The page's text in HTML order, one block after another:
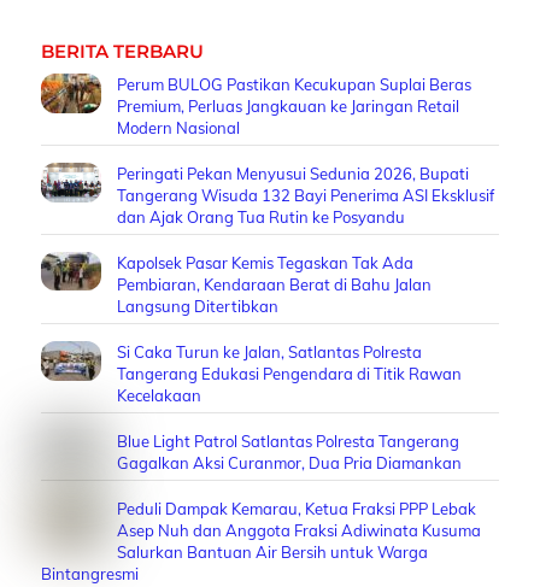
BERITA TERBARU
Perum BULOG Pastikan Kecukupan Suplai Beras
Premium, Perluas Jangkauan ke Jaringan Retail
Modern Nasional
Peringati Pekan Menyusui Sedunia 2026, Bupati
Tangerang Wisuda 132 Bayi Penerima ASI Eksklusif
dan Ajak Orang Tua Rutin ke Posyandu
Kapolsek Pasar Kemis Tegaskan Tak Ada
Pembiaran, Kendaraan Berat di Bahu Jalan
Langsung Ditertibkan
Si Caka Turun ke Jalan, Satlantas Polresta
Tangerang Edukasi Pengendara di Titik Rawan
Kecelakaan
Blue Light Patrol Satlantas Polresta Tangerang
Gagalkan Aksi Curanmor, Dua Pria Diamankan
Peduli Dampak Kemarau, Ketua Fraksi PPP Lebak
Asep Nuh dan Anggota Fraksi Adiwinata Kusuma
Salurkan Bantuan Air Bersih untuk Warga
Bintangresmi